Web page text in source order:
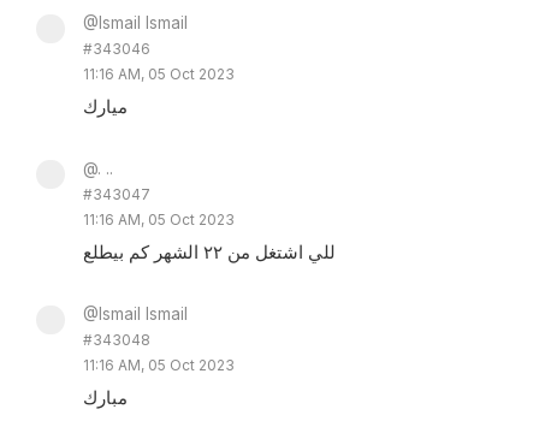
@Ismail Ismail
#343046
11:16 AM, 05 Oct 2023
ميارك
@. ..
#343047
11:16 AM, 05 Oct 2023
للي اشتغل من ٢٢ الشهر كم بيطلع
@Ismail Ismail
#343048
11:16 AM, 05 Oct 2023
مبارك